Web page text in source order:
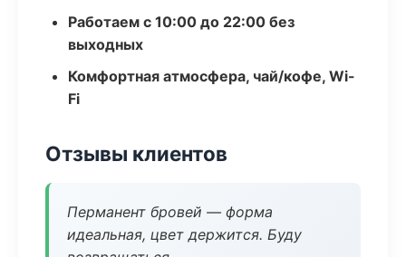
Работаем с 10:00 до 22:00 без
выходных
Комфортная атмосфера, чай/кофе, Wi-
Fi
Отзывы клиентов
Перманент бровей — форма
идеальная, цвет держится. Буду